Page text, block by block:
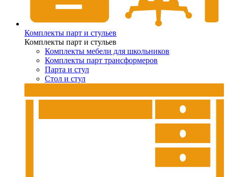
Комплекты парт и стульев
Комплекты парт и стульев
Комплекты мебели для школьников
Комплекты парт трансформеров
Парта и стул
Стол и стул